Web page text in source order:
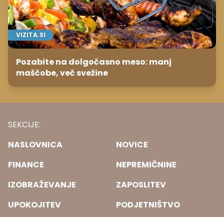
VIZITA.SI
Pozabite na dolgočasno meso: manj
maščobe, več svežine
SEKCIJE:
NASLOVNICA
NOVICE
FINANCE
NEPREMIČNINE
IZOBRAŽEVANJE
ZAPOSLITEV
UPOKOJITEV
PODJETNIŠTVO